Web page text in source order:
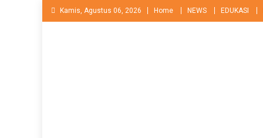
Skip
to
Kamis, Agustus 06, 2026 Home NEWS EDUKASI